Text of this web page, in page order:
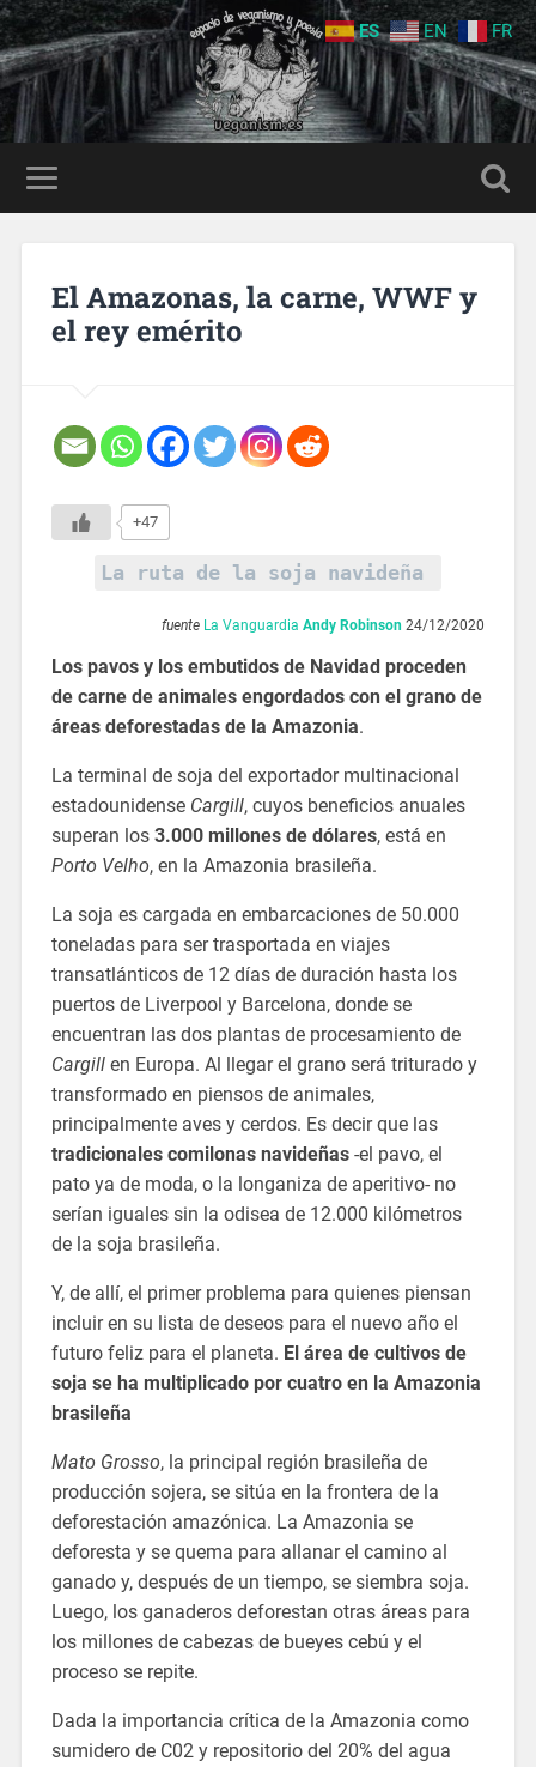
El Amazonas, la carne, WWF y
el rey emérito
+47
La ruta de la soja navideña
fuente La Vanguardia Andy Robinson 24/12/2020
Los pavos y los embutidos de Navidad proceden
de carne de animales engordados con el grano de
áreas deforestadas de la Amazonia.
La terminal de soja del exportador multinacional
estadounidense Cargill, cuyos beneficios anuales
superan los 3.000 millones de dólares, está en
Porto Velho, en la Amazonia brasileña.
La soja es cargada en embarcaciones de 50.000
toneladas para ser trasportada en viajes
transatlánticos de 12 días de duración hasta los
puertos de Liverpool y Barcelona, donde se
encuentran las dos plantas de procesamiento de
Cargillen Europa. Al llegar el grano será triturado y
transformado en piensos de animales,
principalmente aves y cerdos. Es decir que las
tradicionales comilonas navideñas-el pavo, el
pato ya de moda, o la longaniza de aperitivo- no
serían iguales sin la odisea de 12.000 kilómetros
de la soja brasileña.
Y, de allí, el primer problema para quienes piensan
incluir en su lista de deseos para el nuevo año el
futuro feliz para el planeta. El área de cultivos de
soja se ha multiplicado por cuatro en la Amazonia
brasileña
Mato Grosso, la principal región brasileña de
producción sojera, se sitúa en la frontera de la
deforestación amazónica. La Amazonia se
deforesta y se quema para allanar el camino al
ganado y, después de un tiempo, se siembra soja.
Luego, los ganaderos deforestan otras áreas para
los millones de cabezas de bueyes cebú y el
proceso se repite.
Dada la importancia crítica de la Amazonia como
sumidero de C02 y repositorio del 20% del agua
ES EN FR